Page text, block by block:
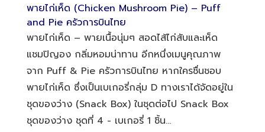
พายไก่เห็ด (Chicken Mushroom Pie) – Puff
and Pie ครัวการบินไทย
พายไก่เห็ด – พายเนื้อนุ่มๆ สอดไส้ไก่สับและเห็ด
แชมปิญอง กลิ่มหอมน่าทาน อีกหนึ่งเมนูคุณภาพ
จาก Puff & Pie ครัวการบินไทย หากใครชื่นชอบ
พายไก่เห็ด ซึ่งเป็นเบเกอรี่กลุ่ม D ทางเราได้จัดอยู่ใน
ชุดของว่าง (Snack Box) ในชุดต่อไป Snack Box
ชุดของว่าง ชุดที่ 4 - เบเกอรี่ 1 ชิ้น...